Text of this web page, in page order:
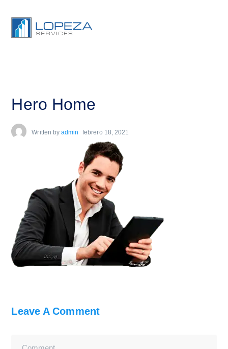
Hero Home
Written by admin febrero 18, 2021
Leave A Comment